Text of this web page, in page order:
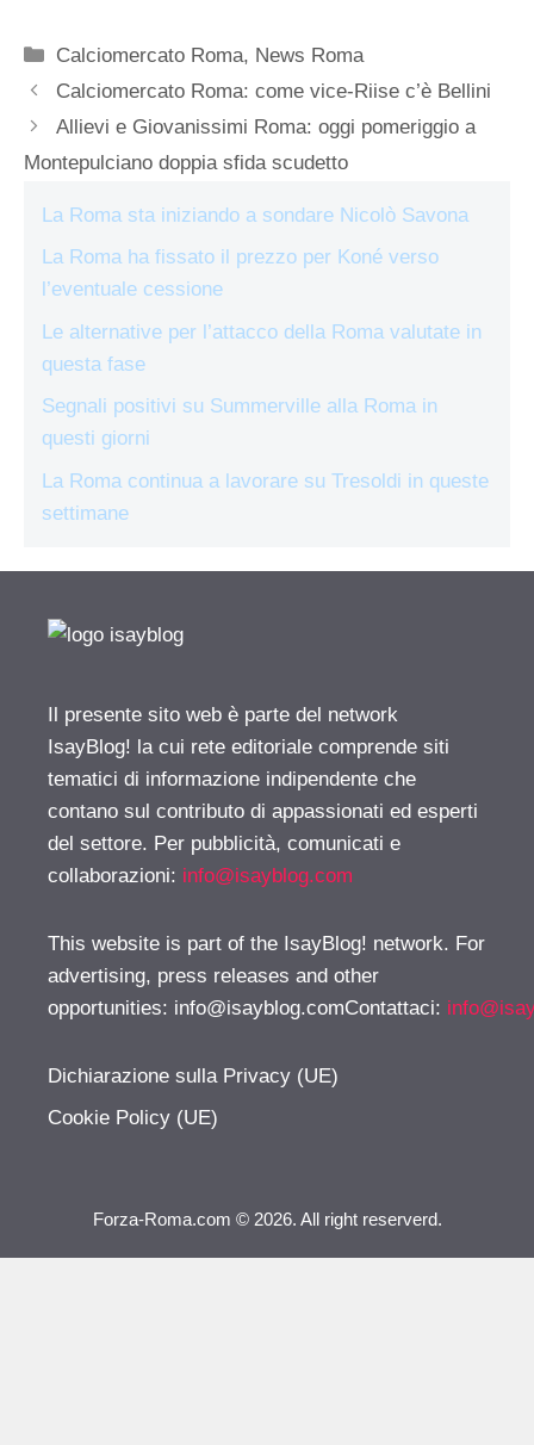
Categorie
Calciomercato Roma, News Roma
Calciomercato Roma: come vice-Riise c’è Bellini
Allievi e Giovanissimi Roma: oggi pomeriggio a
Montepulciano doppia sfida scudetto
La Roma sta iniziando a sondare Nicolò Savona
La Roma ha fissato il prezzo per Koné verso
l’eventuale cessione
Le alternative per l’attacco della Roma valutate in
questa fase
Segnali positivi su Summerville alla Roma in
questi giorni
La Roma continua a lavorare su Tresoldi in queste
settimane
Il presente sito web è parte del network
IsayBlog! la cui rete editoriale comprende siti
tematici di informazione indipendente che
contano sul contributo di appassionati ed esperti
del settore. Per pubblicità, comunicati e
collaborazioni: info@isayblog.com
This website is part of the IsayBlog! network. For
advertising, press releases and other
opportunities: info@isayblog.comContattaci:
Dichiarazione sulla Privacy (UE)
Cookie Policy (UE)
Forza-Roma.com © 2026. All right reserverd.